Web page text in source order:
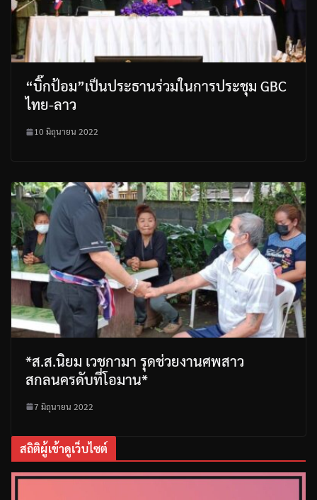
“บิ๊กป้อม”เป็นประธานร่วมในการประชุม GBC
ไทย-ลาว
10 มิถุนายน 2022
*ส.ส.นิยม เวชกามา รุดช่วยงานศพสาว
สกลนครดับที่โอมาน*
7 มิถุนายน 2022
สถิติผู้เข้าดูเว็บไซต์